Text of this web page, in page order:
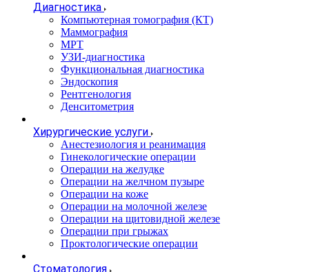
Диагностика
Компьютерная томография (КТ)
Маммография
МРТ
УЗИ-диагностика
Функциональная диагностика
Эндоскопия
Рентгенология
Денситометрия
Хирургические услуги
Анестезиология и реанимация
Гинекологические операции
Операции на желудке
Операции на желчном пузыре
Операции на коже
Операции на молочной железе
Операции на щитовидной железе
Операции при грыжах
Проктологические операции
Стоматология